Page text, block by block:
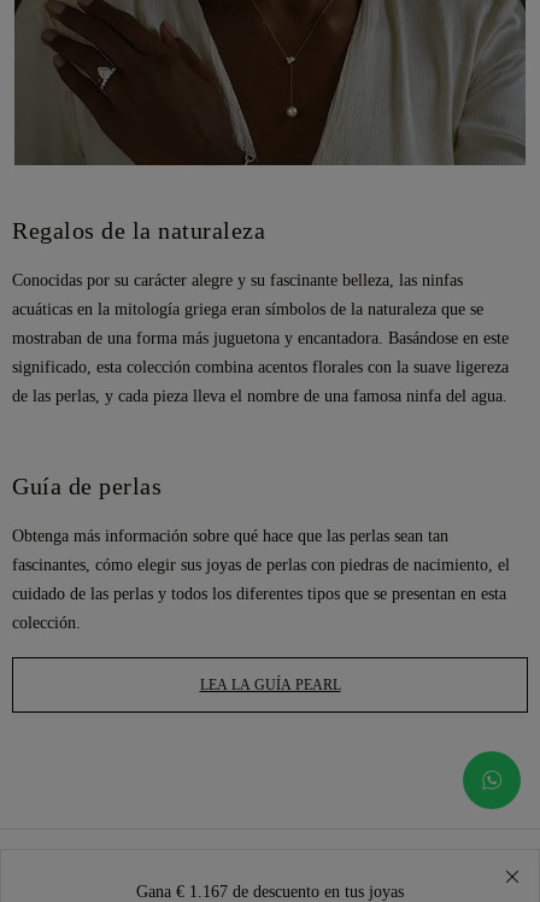
Regalos de la naturaleza
Conocidas por su carácter alegre y su fascinante belleza, las ninfas
acuáticas en la mitología griega eran símbolos de la naturaleza que se
mostraban de una forma más juguetona y encantadora. Basándose en este
significado, esta colección combina acentos florales con la suave ligereza
de las perlas, y cada pieza lleva el nombre de una famosa ninfa del agua.
Guía de perlas
Obtenga más información sobre qué hace que las perlas sean tan
fascinantes, cómo elegir sus joyas de perlas con piedras de nacimiento, el
cuidado de las perlas y todos los diferentes tipos que se presentan en esta
colección.
LEA LA GUÍA PEARL
Gana € 1.167 de descuento en tus joyas